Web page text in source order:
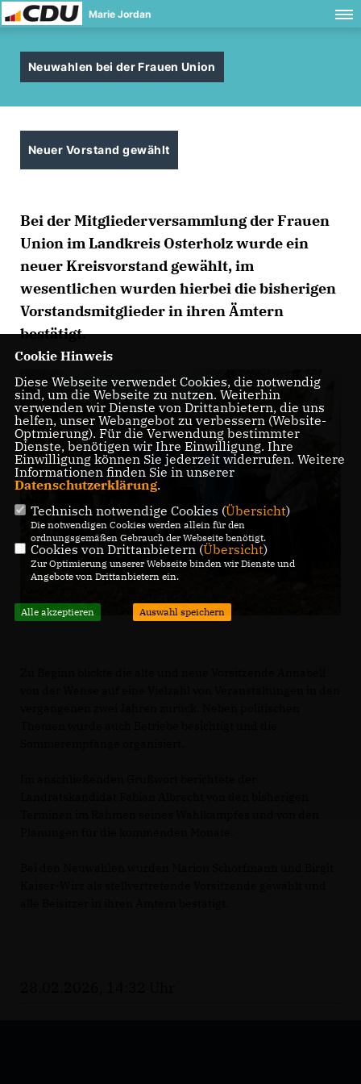
Marie Jordan
Neuwahlen bei der Frauen Union
Neuer Vorstand gewählt
Bei der Mitgliederversammlung der Frauen
Union im Landkreis Osterholz wurde ein
neuer Kreisvorstand gewählt, im
wesentlichen wurden hierbei die bisherigen
Vorstandsmitglieder in ihren Ämtern
bestätigt.
Cookie Hinweis
Diese Webseite verwendet Cookies, die notwendig
sind, um die Webseite zu nutzen. Weiterhin
verwenden wir Dienste von Drittanbietern, die uns
helfen, unser Webangebot zu verbessern (Website-
Optmierung). Für die Verwendung bestimmter
Dienste, benötigen wir Ihre Einwilligung. Ihre
Einwilligung können Sie jederzeit widerrufen. Weitere
Informationen finden Sie in unserer
Datenschutzerklärung.
Technisch notwendige Cookies (Übersicht)
Die notwendigen Cookies werden allein für den
ordnungsgemäßen Gebrauch der Webseite benötigt.
Cookies von Drittanbietern (Übersicht)
Zur Optimierung unserer Webseite binden wir Dienste und
Angebote von Drittanbietern ein.
Alle akzeptieren Auswahl speichern